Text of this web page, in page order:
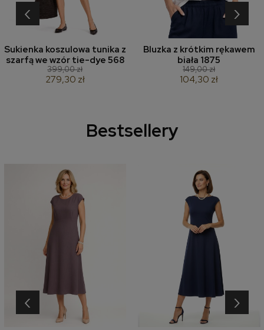
Sukienka koszulowa tunika z
szarfą we wzór tie-dye 568
399,00 zł
279,30 zł
Bluzka z krótkim rękawem
biała 1875
149,00 zł
104,30 zł
‹ ›
Bestsellery
‹ ›